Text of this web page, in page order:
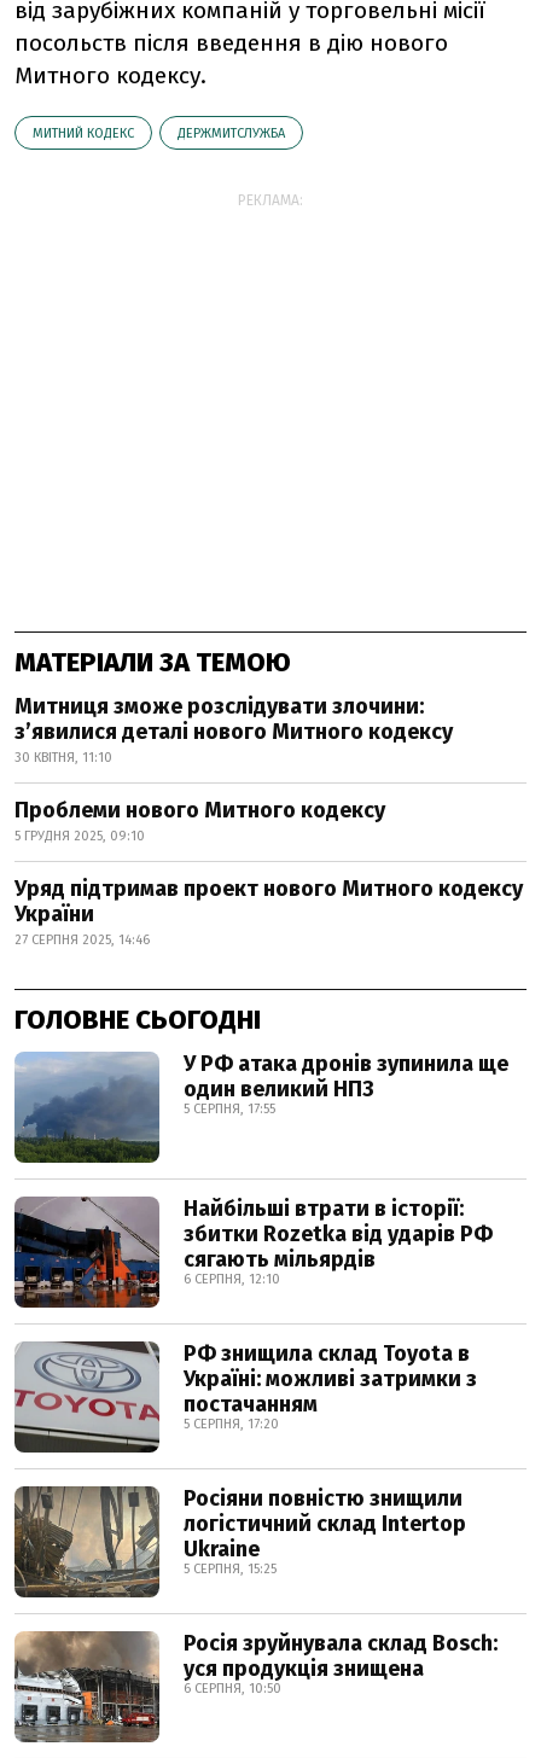
від зарубіжних компаній у торговельні місії
посольств після введення в дію нового
Митного кодексу.
МИТНИЙ КОДЕКС ДЕРЖМИТСЛУЖБА
РЕКЛАМА:
МАТЕРІАЛИ ЗА ТЕМОЮ
Митниця зможе розслідувати злочини:
з’явилися деталі нового Митного кодексу
30 КВІТНЯ, 11:10
Проблеми нового Митного кодексу
5 ГРУДНЯ 2025, 09:10
Уряд підтримав проект нового Митного кодексу
України
27 СЕРПНЯ 2025, 14:46
ГОЛОВНЕ СЬОГОДНІ
У РФ атака дронів зупинила ще
один великий НПЗ
5 СЕРПНЯ, 17:55
Найбільші втрати в історії:
збитки Rozetka від ударів РФ
сягають мільярдів
6 СЕРПНЯ, 12:10
РФ знищила склад Toyota в
Україні: можливі затримки з
постачанням
5 СЕРПНЯ, 17:20
Росіяни повністю знищили
логістичний склад Intertop
Ukraine
5 СЕРПНЯ, 15:25
Росія зруйнувала склад Bosch:
уся продукція знищена
6 СЕРПНЯ, 10:50